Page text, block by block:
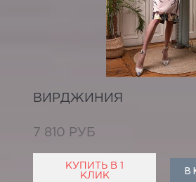
ВИРДЖИНИЯ
7 810 РУБ
КУПИТЬ В 1
КЛИК
В